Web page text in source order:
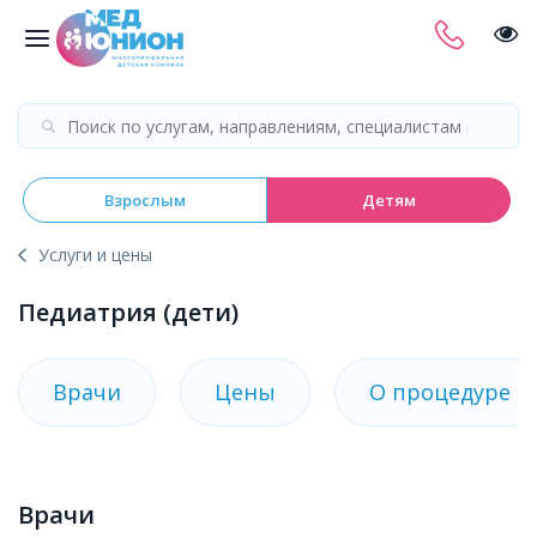
Взрослым Детям
Услуги и цены
Педиатрия (дети)
Врачи Цены О процедуре
Врачи